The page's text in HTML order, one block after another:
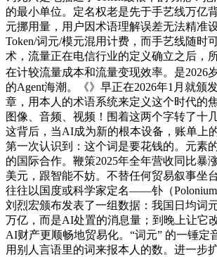
的最小单位。定名权老是先于手艺线万亿
元挪用量，用户因术语理解误差无法精准
Token/词元/模元混用计费，而手艺线随时
术，流量正在电信行业的定义确立之后，
在计较流量成本和流量变现效率。是2026
的Agent海潮。《》早正在2026年1月就颁
章，用本人的术语系统来定义这个时代的
图像、音频、视频！围着这两个字转了十
这背后，当AI成为新的根本设备，账单上
第一次认识到：这个词是要花钱的。元素
的国际合作。鞭策2025年全年营收同比暴
美元，跟智能不妨。不替任何贸易叙事坐
往往以国度或科学家定名——钋（
刘烈宏颁布发表了一组数据：我国日均词
万亿，而是AI处置的消息量；到晚上让它
AI财产更顺畅地贸易化。“词元” 的一锤定
用别人言语里的词来报本人的数。进一步